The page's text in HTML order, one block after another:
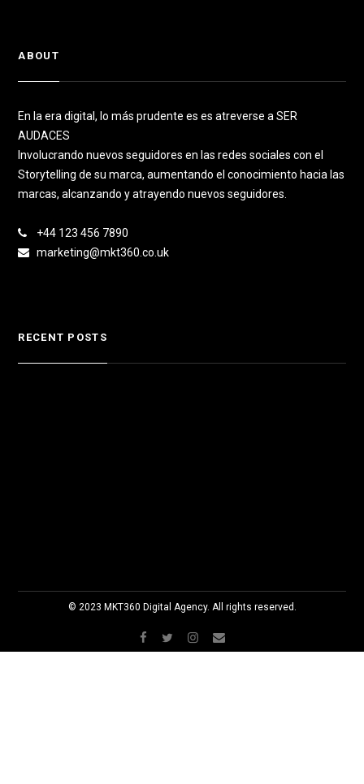
ABOUT
En la era digital, lo más prudente es es atreverse a SER
AUDACES
Involucrando nuevos seguidores en las redes sociales con el
Storytelling de su marca, aumentando el conocimiento hacia las
marcas, alcanzando y atrayendo nuevos seguidores.
+44 123 456 7890
marketing@mkt360.co.uk
RECENT POSTS
© 2023 MKT360 Digital Agency. All rights reserved.